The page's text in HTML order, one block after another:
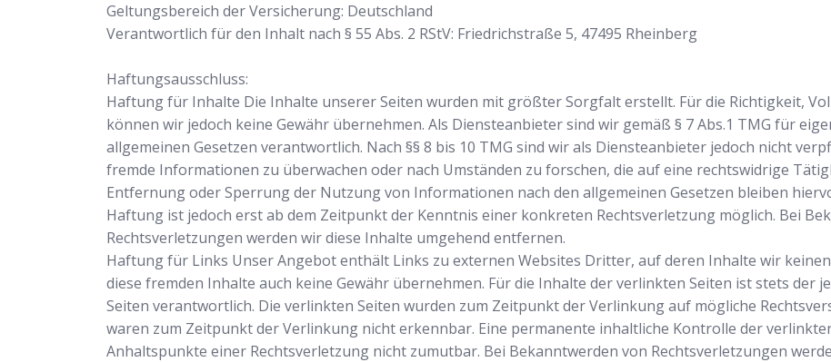
Geltungsbereich der Versicherung: Deutschland
Verantwortlich für den Inhalt nach § 55 Abs. 2 RStV: Friedrichstraße 5, 47495 Rheinberg
Haftungsausschluss:
Haftung für Inhalte Die Inhalte unserer Seiten wurden mit größter Sorgfalt erstellt. Für die Richtigkeit,
können wir jedoch keine Gewähr übernehmen. Als Diensteanbieter sind wir gemäß § 7 Abs.1 TMG für
allgemeinen Gesetzen verantwortlich. Nach §§ 8 bis 10 TMG sind wir als Diensteanbieter jedoch nicht
fremde Informationen zu überwachen oder nach Umständen zu forschen, die auf eine rechtswidrige
Entfernung oder Sperrung der Nutzung von Informationen nach den allgemeinen Gesetzen bleiben
Haftung ist jedoch erst ab dem Zeitpunkt der Kenntnis einer konkreten Rechtsverletzung möglich. Bei
Rechtsverletzungen werden wir diese Inhalte umgehend entfernen.
Haftung für Links Unser Angebot enthält Links zu externen Websites Dritter, auf deren Inhalte wir
diese fremden Inhalte auch keine Gewähr übernehmen. Für die Inhalte der verlinkten Seiten ist stets der
Seiten verantwortlich. Die verlinkten Seiten wurden zum Zeitpunkt der Verlinkung auf mögliche
waren zum Zeitpunkt der Verlinkung nicht erkennbar. Eine permanente inhaltliche Kontrolle der
Anhaltspunkte einer Rechtsverletzung nicht zumutbar. Bei Bekanntwerden von Rechtsverletzungen